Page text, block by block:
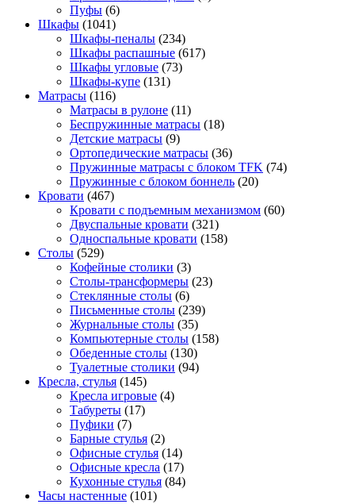
Пуфы (6)
Шкафы (1041)
Шкафы-пеналы (234)
Шкафы распашные (617)
Шкафы угловые (73)
Шкафы-купе (131)
Матрасы (116)
Матрасы в рулоне (11)
Беспружинные матрасы (18)
Детские матрасы (9)
Ортопедические матрасы (36)
Пружинные матрасы с блоком TFK (74)
Пружинные с блоком боннель (20)
Кровати (467)
Кровати с подъемным механизмом (60)
Двуспальные кровати (321)
Односпальные кровати (158)
Столы (529)
Кофейные столики (3)
Столы-трансформеры (23)
Стеклянные столы (6)
Письменные столы (239)
Журнальные столы (35)
Компьютерные столы (158)
Обеденные столы (130)
Туалетные столики (94)
Кресла, стулья (145)
Кресла игровые (4)
Табуреты (17)
Пуфики (7)
Барные стулья (2)
Офисные стулья (14)
Офисные кресла (17)
Кухонные стулья (84)
Часы настенные (101)